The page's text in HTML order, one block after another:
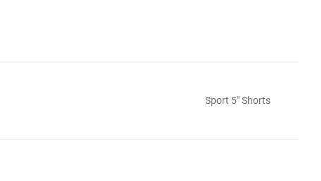
Sport 5" Shorts